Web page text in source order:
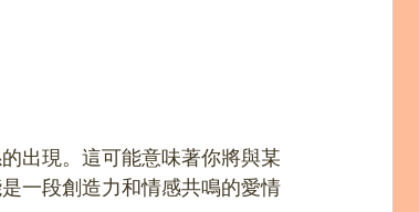
出現。這可能意味著你將與某
一段創造力和情感共鳴的愛情